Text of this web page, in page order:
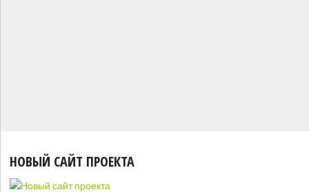
НОВЫЙ САЙТ ПРОЕКТА